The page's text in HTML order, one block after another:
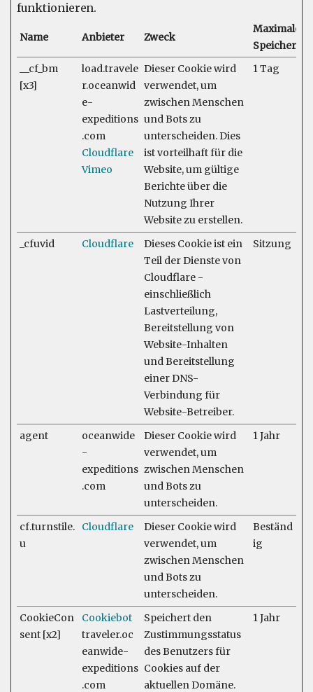
funktionieren.
Name Anbieter Zweck
Maximale
__cf_bm
[x3]
load.travele
r.oceanwid
e-
expeditions
.com
Cloudflare
Vimeo
Dieser Cookie wird
verwendet, um
zwischen Menschen
und Bots zu
unterscheiden. Dies
ist vorteilhaft für die
Website, um gültige
Berichte über die
Nutzung Ihrer
Website zu erstellen.
1 Tag
_cfuvid Cloudflare
Dieses Cookie ist ein
Teil der Dienste von
Cloudflare -
einschließlich
Lastverteilung,
Bereitstellung von
Website-Inhalten
und Bereitstellung
einer DNS-
Verbindung für
Website-Betreiber.
Sitzung
agent
oceanwide
-
expeditions
.com
Dieser Cookie wird
verwendet, um
zwischen Menschen
und Bots zu
unterscheiden.
1 Jahr
cf.turnstile.
u
Cloudflare
Dieser Cookie wird
verwendet, um
zwischen Menschen
und Bots zu
unterscheiden.
Beständ
ig
CookieCon
sent [x2]
Cookiebot
traveler.oc
eanwide-
expeditions
.com
Speichert den
Zustimmungsstatus
des Benutzers für
Cookies auf der
aktuellen Domäne.
1 Jahr